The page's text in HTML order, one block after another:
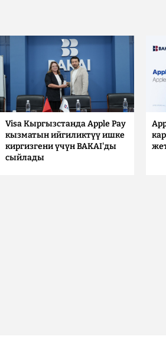
Visa Кыргызстанда Apple Pay
кызматын ийгиликтүү ишке
киргизгени үчүн BAKAI'ды
сыйлады